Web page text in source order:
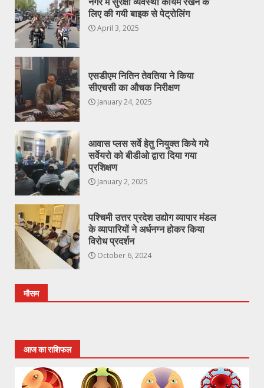
लिए की गयी बाइक से पेट्रोलिंग
April 3, 2025
एसडीएम नितिन तेवतिया ने किया
सीएचसी का औचक निरीक्षण
January 24, 2025
आवास प्लस सर्वे हेतु नियुक्त किये गये
सर्वेयरो को बीडीओ द्वारा दिया गया
प्रशिक्षण
January 2, 2025
पश्चिमी उत्तर प्रदेश उद्योग व्यापार मंडल
के व्यापारियों ने अर्धनग्न होकर किया
विरोध प्रदर्शन
October 6, 2024
मौसम
आज का राशिफल